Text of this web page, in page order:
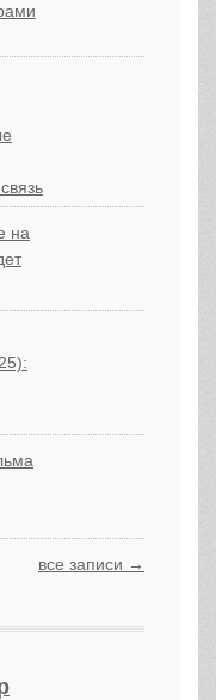
на
все записи →